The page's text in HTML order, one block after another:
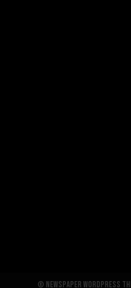
© Newspaper WordPress